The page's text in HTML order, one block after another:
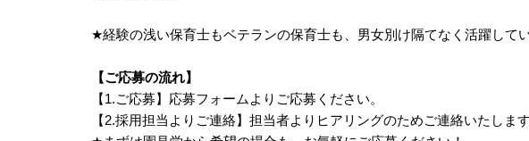
★経験の浅い保育士もベテランの保育士も、男女別け隔てなく活躍して
【ご応募の流れ】
【1.ご応募】応募フォームよりご応募ください。
【2.採用担当よりご連絡】担当者よりヒアリングのためご連絡いたします